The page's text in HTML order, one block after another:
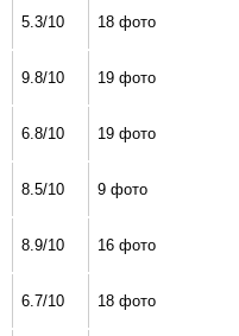
5.3/10 18 фото
9.8/10 19 фото
6.8/10 19 фото
8.5/10 9 фото
8.9/10 16 фото
6.7/10 18 фото